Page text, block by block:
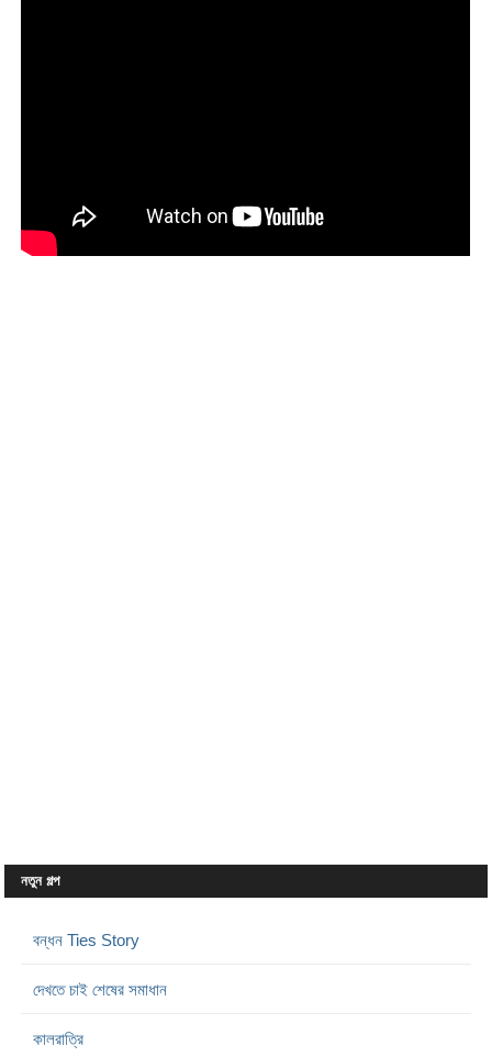
নতুন গল্প
বন্ধন Ties Story
দেখতে চাই শেষের সমাধান
কালরাত্রি